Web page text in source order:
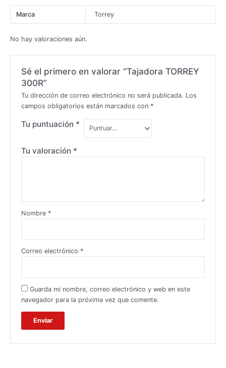
Marca Torrey
No hay valoraciones aún.
Sé el primero en valorar “Tajadora TORREY
300R”
Tu dirección de correo electrónico no será publicada. Los
campos obligatorios están marcados con *
Tu puntuación *
Tu valoración *
Nombre *
Correo electrónico *
Guarda mi nombre, correo electrónico y web en este
navegador para la próxima vez que comente.